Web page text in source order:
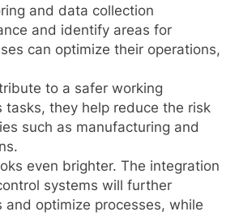
and data collection
and identify areas for
can optimize their operations,
to a safer working
they help reduce the risk
such as manufacturing and
even brighter. The integration
systems will further
optimize processes, while